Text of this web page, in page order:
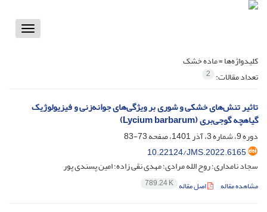
Toggle
کلیدواژه‌ها =ماده خشک
تعداد مقالات: 2
تاثیر تنش‌های خشکی و شوری بر ویژگی‌های جوانه‌زنی و فیزیولوژیک
گیاهچه گوجی‌بری (Lycium barbarum)
دوره 9، شماره 3، آذر 1401، صفحه
73-83
10.22124/JMS.2022.6165
سجاد نامداری؛ روح الله مرادی؛ مهدی نقی زاده؛ امین پسندی پور
مشاهده مقاله اصل مقاله 789.24 K